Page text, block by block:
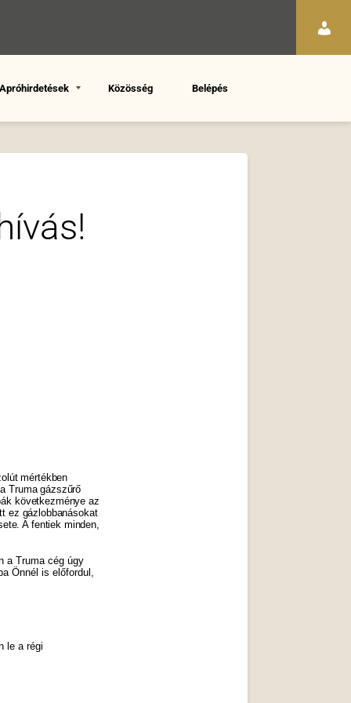
Apróhirdetések Közösség Belépés
mértékben
Truma gázszűrő
következménye az
ez gázlobbanásokat
A fentiek minden,
a Truma cég úgy
Önnél is előfordul,
le a régi